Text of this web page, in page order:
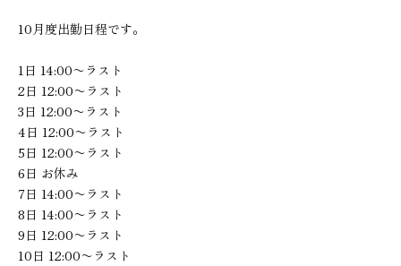
10月度出勤日程です。
1日 14:00〜ラスト
2日 12:00〜ラスト
3日 12:00〜ラスト
4日 12:00〜ラスト
5日 12:00〜ラスト
6日 お休み
7日 14:00〜ラスト
8日 14:00〜ラスト
9日 12:00〜ラスト
10日 12:00〜ラスト